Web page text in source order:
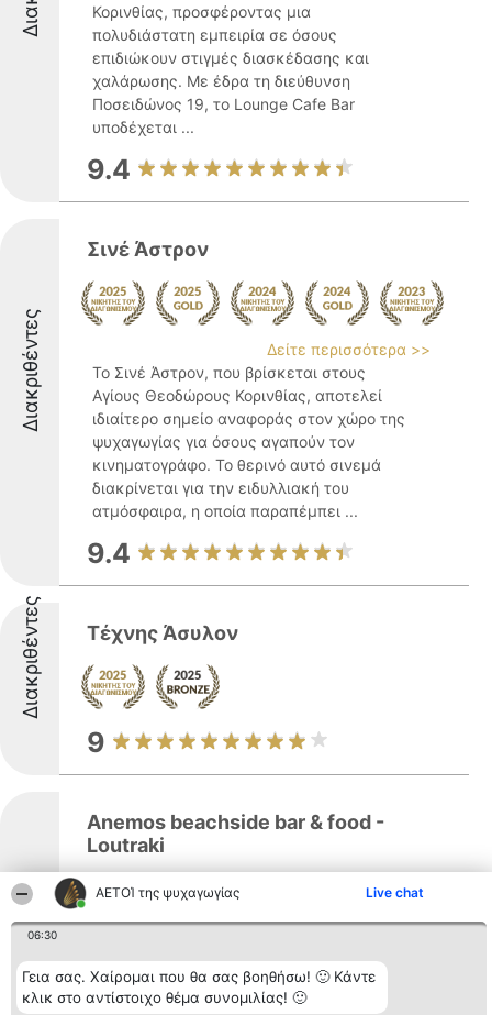
ΑΕΤΟΊ της ψυχαγωγίας Live chat
06:30
Γεια σας. Χαίρομαι που θα σας βοηθήσω! 🙂 Κάντε
κλικ στο αντίστοιχο θέμα συνομιλίας! 🙂
Κορινθίας, προσφέροντας μια
πολυδιάστατη εμπειρία σε όσους
επιδιώκουν στιγμές διασκέδασης και
χαλάρωσης. Με έδρα τη διεύθυνση
Ποσειδώνος 19, το Lounge Cafe Bar
υποδέχεται ...
9.4
Διακριθέντες
Σινέ Άστρον
Δείτε περισσότερα >>
Το Σινέ Άστρον, που βρίσκεται στους
Αγίους Θεοδώρους Κορινθίας, αποτελεί
ιδιαίτερο σημείο αναφοράς στον χώρο της
ψυχαγωγίας για όσους αγαπούν τον
κινηματογράφο. Το θερινό αυτό σινεμά
διακρίνεται για την ειδυλλιακή του
ατμόσφαιρα, η οποία παραπέμπει ...
9.4
Διακριθέντες Τέχνης Άσυλον
9
Διακριθέντες
Anemos beachside bar & food -
Loutraki